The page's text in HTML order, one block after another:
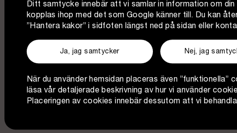
Bli medlem
Ditt samtycke innebär att vi samlar in information om
kopplas ihop med det som Google känner till. Du kan
”Hantera kakor” i sidfoten längst ned på sidan eller
Ja, jag samtycker Nej, jag
När du använder hemsidan placeras även
läsa vår detaljerade beskrivning av hur vi använder
Placeringen av cookies innebär dessutom att vi